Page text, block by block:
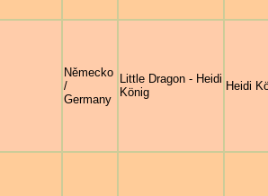
Německo
/
Germany
Little Dragon - Heidi
König
Heidi